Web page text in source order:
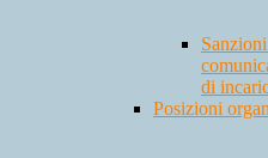
di
Posizioni